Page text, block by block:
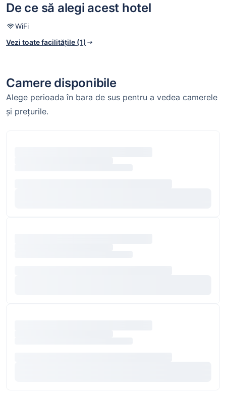
De ce să alegi acest hotel
WiFi
Vezi toate facilitățile (1)
Camere disponibile
Alege perioada în bara de sus pentru a vedea camerele
și prețurile.